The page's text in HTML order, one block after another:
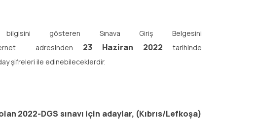
gösteren Sınava Giriş Belgesini
adresinden 23 Haziran 2022 tarihinde
şifreleri ile edinebileceklerdir.
2022-DGS sınavı için adaylar, (Kıbrıs/Lefkoşa)